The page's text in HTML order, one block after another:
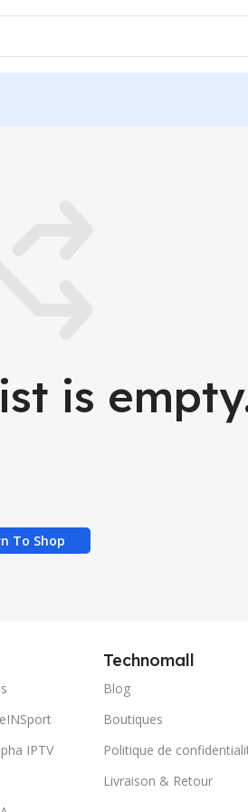
is
To Shop
IPTV
Technomall
Blog
Boutiques
Politique de
Livraison & Retour